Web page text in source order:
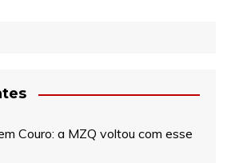
Couro: a MZQ voltou com esse